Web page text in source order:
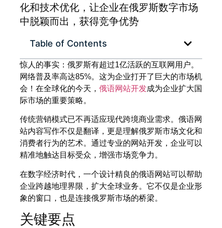
化和技术优化，让企业在俄罗斯数字市场
中脱颖而出，获得竞争优势
Table of Contents
惊人的事实：俄罗斯有超过1亿活跃的互联网用户。
网络普及率高达85%。这为企业打开了巨大的市场机
会！在全球化的今天， 俄语网站开发成为企业扩大国
际市场的重要策略。
传统营销模式已不再适应现代跨境商业需求。俄语网
站内容写作不仅是翻译，更是理解俄罗斯市场文化和
消费者行为的艺术。通过专业的网站开发，企业可以
精准地触达目标受众，增强市场竞争力。
在数字经济时代，一个设计精良的俄语网站可以帮助
企业跨越地理界限，扩大全球业务。它不仅是企业形
象的窗口，也是连接俄罗斯市场的桥梁。
关键要点